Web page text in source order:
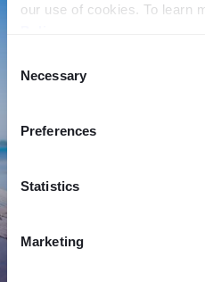
our use of cookies. To learn
Selection
Necessary
Preferences
Statistics
Marketing